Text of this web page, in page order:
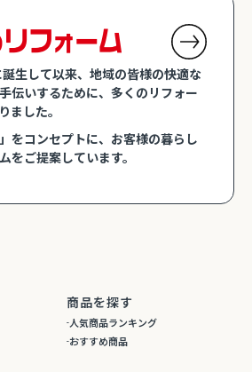
生して以来、地域の皆様の快適な
伝いするために、多くのリフォー
ました。
をコンセプトに、お客様の暮らし
をご提案しています。
商品を探す
人気商品ランキング
おすすめ商品